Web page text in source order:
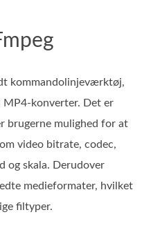
kommandolinjeværktøj,
MP4-konverter. Det er
brugerne mulighed for at
video bitrate, codec,
og skala. Derudover
medieformater, hvilket
filtyper.